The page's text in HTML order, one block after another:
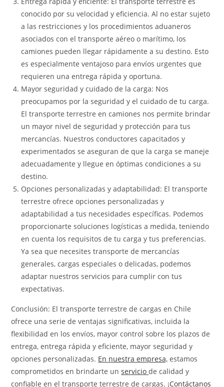
conocido por su velocidad y eficiencia. Al no estar sujeto
a las restricciones y los procedimientos aduaneros
asociados con el transporte aéreo o marítimo, los
camiones pueden llegar rápidamente a su destino. Esto
es especialmente ventajoso para envíos urgentes que
requieren una entrega rápida y oportuna.
Mayor seguridad y cuidado de la carga: Nos
preocupamos por la seguridad y el cuidado de tu carga.
El transporte terrestre en camiones nos permite brindar
un mayor nivel de seguridad y protección para tus
mercancías. Nuestros conductores capacitados y
experimentados se aseguran de que la carga se maneje
adecuadamente y llegue en óptimas condiciones a su
destino.
Opciones personalizadas y adaptabilidad: El transporte
terrestre ofrece opciones personalizadas y
adaptabilidad a tus necesidades específicas. Podemos
proporcionarte soluciones logísticas a medida, teniendo
en cuenta los requisitos de tu carga y tus preferencias.
Ya sea que necesites transporte de mercancías
generales, cargas especiales o delicadas, podemos
adaptar nuestros servicios para cumplir con tus
expectativas.
Conclusión: El transporte terrestre de cargas en Chile
ofrece una serie de ventajas significativas, incluida la
flexibilidad en los envíos, mayor control sobre los plazos de
entrega, entrega rápida y eficiente, mayor seguridad y
opciones personalizadas. En nuestra empresa, estamos
comprometidos en brindarte unserviciode calidad y
confiable en el transporte terrestre de cargas. ¡Contáctanos